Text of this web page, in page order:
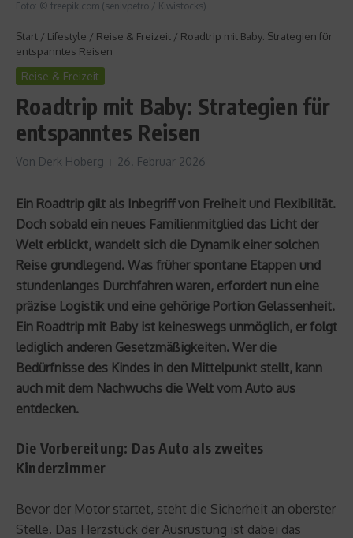
Foto: © freepik.com (senivpetro / Kiwistocks)
Start / Lifestyle / Reise & Freizeit / Roadtrip mit Baby: Strategien für
entspanntes Reisen
Reise & Freizeit
Roadtrip mit Baby: Strategien für
entspanntes Reisen
Von Derk Hoberg 26. Februar 2026
Ein Roadtrip gilt als Inbegriff von Freiheit und Flexibilität.
Doch sobald ein neues Familienmitglied das Licht der
Welt erblickt, wandelt sich die Dynamik einer solchen
Reise grundlegend. Was früher spontane Etappen und
stundenlanges Durchfahren waren, erfordert nun eine
präzise Logistik und eine gehörige Portion Gelassenheit.
Ein Roadtrip mit Baby ist keineswegs unmöglich, er folgt
lediglich anderen Gesetzmäßigkeiten. Wer die
Bedürfnisse des Kindes in den Mittelpunkt stellt, kann
auch mit dem Nachwuchs die Welt vom Auto aus
entdecken.
Die Vorbereitung: Das Auto als zweites
Kinderzimmer
Bevor der Motor startet, steht die Sicherheit an oberster
Stelle. Das Herzstück der Ausrüstung ist dabei das